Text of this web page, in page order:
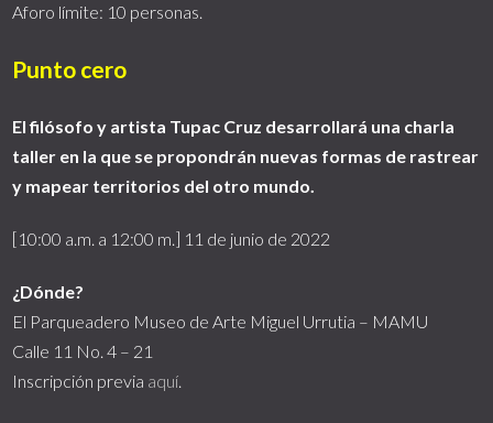
Aforo límite: 10 personas.
Punto cero
El filósofo y artista Tupac Cruz desarrollará una charla
taller en la que se propondrán nuevas formas de rastrear
y mapear territorios del otro mundo.
[10:00 a.m. a 12:00 m.] 11 de junio de 2022
¿Dónde?
El Parqueadero Museo de Arte Miguel Urrutia – MAMU
Calle 11 No. 4 – 21
Inscripción previa aquí.